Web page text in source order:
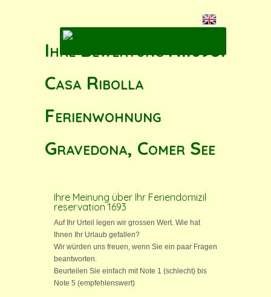
Ihre Bewertung N.1693:
Casa Ribolla
Ferienwohnung
Gravedona, Comer See
Ihre Meinung über Ihr Feriendomizil
reservation 1693
Auf Ihr Urteil legen wir grossen Wert. Wie hat
Ihnen Ihr Urlaub gefallen?
Wir würden uns freuen, wenn Sie ein paar Fragen
beantworten.
Beurteilen Sie einfach mit Note 1 (schlecht) bis
Note 5 (empfehlenswert)